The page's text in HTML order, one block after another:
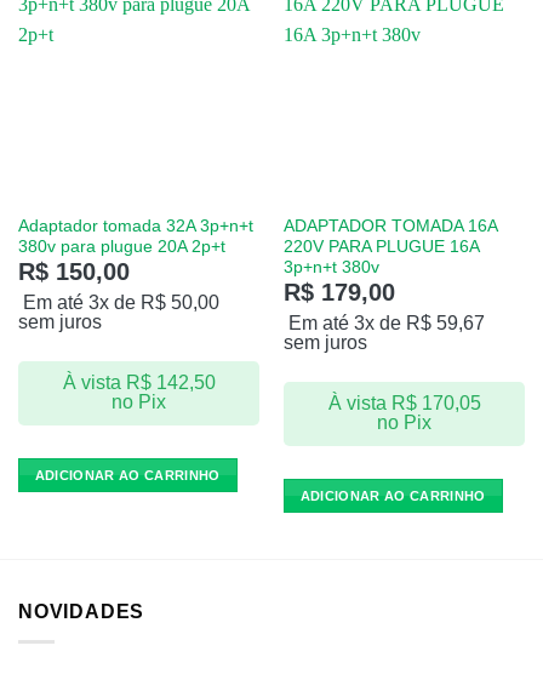
Adaptador tomada ​32A 3p+n+t
380v ​para plugue 20A ​2p+t
R$150,00
Em até 3x de R$50,00
sem juros
À vista R$142,50
no Pix
ADICIONAR AO CARRINHO
ADAPTADOR TOMADA 16A
220V PARA PLUGUE 16A ​
3p+n+t ​380v
R$179,00
Em até 3x de R$59,67
sem juros
À vista R$170,05
no Pix
ADICIONAR AO CARRINHO
NOVIDADES